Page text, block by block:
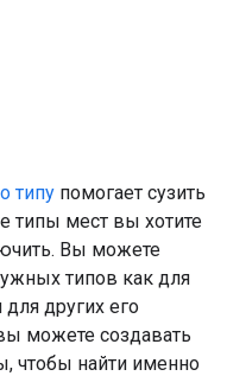
типу помогает сузить
типы мест вы хотите
Вы можете
типов как для
для других его
можете создавать
чтобы найти именно